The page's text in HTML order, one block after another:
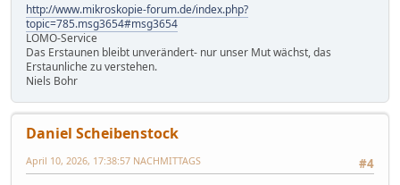
http://www.mikroskopie-forum.de/index.php?
topic=785.msg3654#msg3654
LOMO-Service
Das Erstaunen bleibt unverändert- nur unser Mut wächst, das
Erstaunliche zu verstehen.
Niels Bohr
Daniel Scheibenstock
#4
April 10, 2026, 17:38:57 NACHMITTAGS